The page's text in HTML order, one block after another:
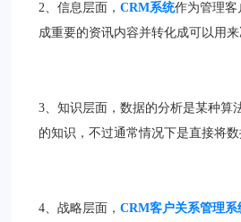
2、信息层面，CRM系统作为管理
成重要的资讯内容并转化成可以用
3、知识层面，数据的分析是某种算
的知识，不过通常情况下是直接将
4、战略层面，CRM客户关系管理系